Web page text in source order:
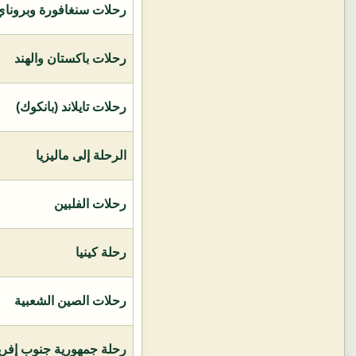
رحلات سنغافورة
رحلات باكستان والهند
رحلات تايلاند (بانكوك)
الرحلة إلى ماليزيا
رحلات الفلبين
رحلة كينيا
رحلات الصين الشعبية
رحلة جمهورية جنوب